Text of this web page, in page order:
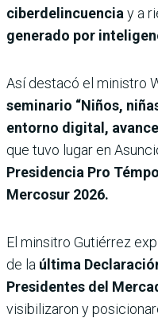
ciberdelincuencia y a
generado por
Así destacó el ministro
seminario “Niños,
entorno digital,
que tuvo lugar en
Presidencia Pro
Mercosur 2026.
El minsitro Gutiérrez
de la última
Presidentes del
visibilizaron y